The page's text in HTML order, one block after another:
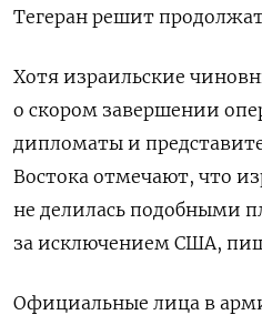
Тегеран решит
Хотя израильские
о скором завершении
дипломаты и
Востока отмечают, что
не делилась подобными
за исключением США,
Официальные лица в